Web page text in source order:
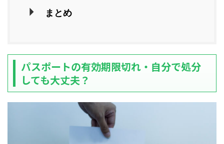
まとめ
パスポートの有効期限切れ・自分で処分
しても大丈夫？